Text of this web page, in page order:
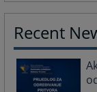
Recent